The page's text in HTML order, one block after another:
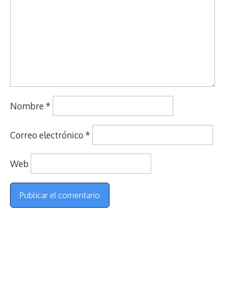
Nombre*
Correo electrónico *
Web